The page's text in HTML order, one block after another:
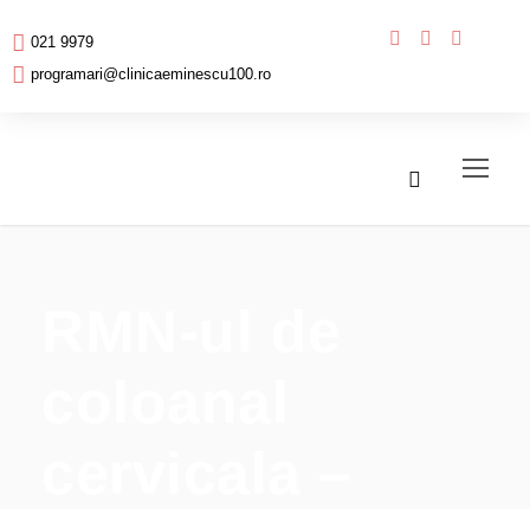
021 9979
programari@clinicaeminescu100.ro